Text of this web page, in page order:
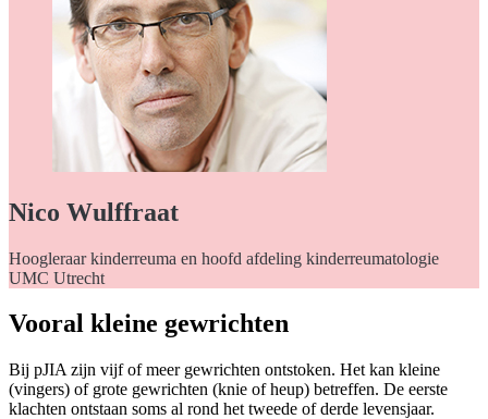
Nico Wulffraat
Hoogleraar kinderreuma en hoofd afdeling kinderreumatologie
UMC Utrecht
Vooral kleine gewrichten
Bij pJIA zijn vijf of meer gewrichten ontstoken. Het kan kleine
(vingers) of grote gewrichten (knie of heup) betreffen. De eerste
klachten ontstaan soms al rond het tweede of derde levensjaar.